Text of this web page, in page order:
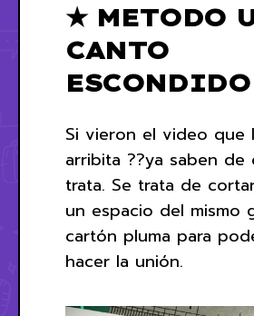
★ METODO
CANTO
Si vieron el video que
arribita ??ya saben de
trata. Se trata de
un espacio del mismo
cartón pluma para
hacer la unión.